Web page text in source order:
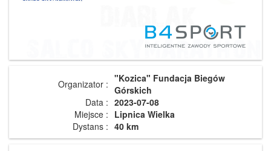
Organizator : "Kozica" Fundacja Biegów
Górskich
Data : 2023-07-08
Miejsce : Lipnica Wielka
Dystans : 40 km